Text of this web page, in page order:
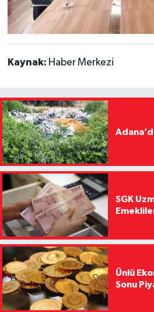
Kaynak: Haber Merkezi
SGK
Ünlü
Sonu